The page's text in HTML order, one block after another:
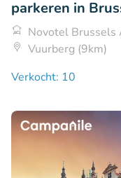
parkeren in
Novotel Brussels
Vuurberg (9km)
Verkocht: 10